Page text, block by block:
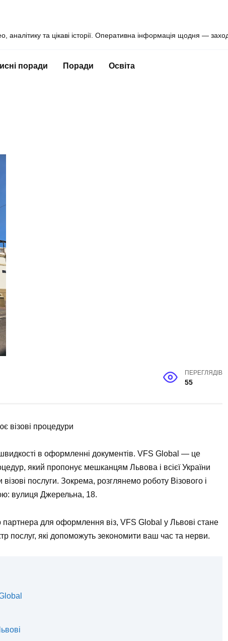
аналітику та цікаві історії. Оперативна інформація щодня —
поради Поради Освіта
ПЕРЕГЛЯДІВ
55
візові процедури
в оформленні документів. VFS Global — це
який пропонує мешканцям Львова і всієї України
послуги. Зокрема, розглянемо роботу Візового і
вулиця Джерельна, 18.
партнера для оформлення віз, VFS Global у Львові стане
послуг, які допоможуть зекономити ваш час та нерви.